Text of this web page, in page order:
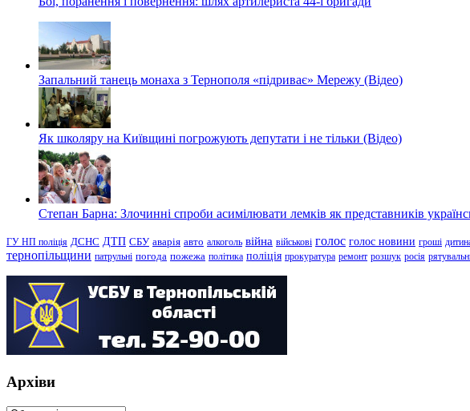
Запальний танець монаха з Тернополя «підриває» Мережу (Відео)
Як школяру на Київщині погрожують депутати і не тільки (Відео)
Степан Барна: Злочинні спроби асимілювати лемків як представників
ГУ НП поліція ДСНС ДТП СБУ аварія авто алкоголь війна військові голос голос новини гроші
тернопільщини патрульні погода пожежа політика поліція прокуратура ремонт розшук росія
Архіви